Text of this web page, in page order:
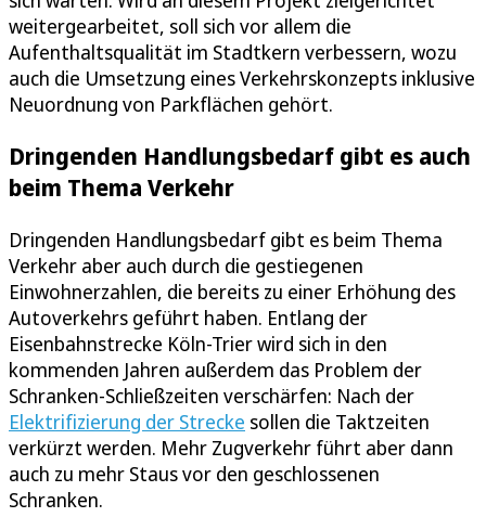
weitergearbeitet, soll sich vor allem die
Aufenthaltsqualität im Stadtkern verbessern, wozu
auch die Umsetzung eines Verkehrskonzepts inklusive
Neuordnung von Parkflächen gehört.
Dringenden Handlungsbedarf gibt es auch
beim Thema Verkehr
Dringenden Handlungsbedarf gibt es beim Thema
Verkehr aber auch durch die gestiegenen
Einwohnerzahlen, die bereits zu einer Erhöhung des
Autoverkehrs geführt haben. Entlang der
Eisenbahnstrecke Köln-Trier wird sich in den
kommenden Jahren außerdem das Problem der
Schranken-Schließzeiten verschärfen: Nach der
Elektrifizierung der Strecke sollen die Taktzeiten
verkürzt werden. Mehr Zugverkehr führt aber dann
auch zu mehr Staus vor den geschlossenen
Schranken.